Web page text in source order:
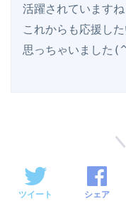
活躍されていますね
これからも応援し
ツイート シェア